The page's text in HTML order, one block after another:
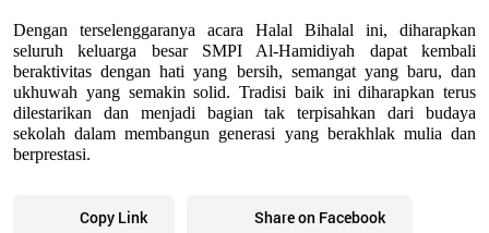
Dengan terselenggaranya acara Halal Bihalal ini, diharapkan
seluruh keluarga besar SMPI Al-Hamidiyah dapat kembali
beraktivitas dengan hati yang bersih, semangat yang baru, dan
ukhuwah yang semakin solid. Tradisi baik ini diharapkan terus
dilestarikan dan menjadi bagian tak terpisahkan dari budaya
sekolah dalam membangun generasi yang berakhlak mulia dan
berprestasi.
Copy Link Share on Facebook